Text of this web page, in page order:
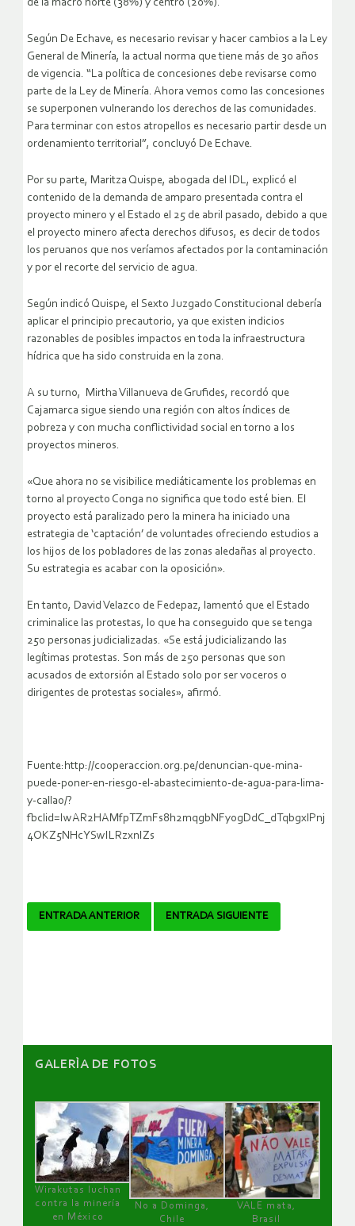
de la macro norte (38%) y centro (20%).
Según De Echave, es necesario revisar y hacer cambios a la Ley
General de Minería, la actual norma que tiene más de 30 años
de vigencia. “La política de concesiones debe revisarse como
parte de la Ley de Minería. Ahora vemos como las concesiones
se superponen vulnerando los derechos de las comunidades.
Para terminar con estos atropellos es necesario partir desde un
ordenamiento territorial”, concluyó De Echave.
Por su parte, Maritza Quispe, abogada del IDL, explicó el
contenido de la demanda de amparo presentada contra el
proyecto minero y el Estado el 25 de abril pasado, debido a que
el proyecto minero afecta derechos difusos, es decir de todos
los peruanos que nos veríamos afectados por la contaminación
y por el recorte del servicio de agua.
Según indicó Quispe, el Sexto Juzgado Constitucional debería
aplicar el principio precautorio, ya que existen indicios
razonables de posibles impactos en toda la infraestructura
hídrica que ha sido construida en la zona.
A su turno, Mirtha Villanueva de Grufides, recordó que
Cajamarca sigue siendo una región con altos índices de
pobreza y con mucha conflictividad social en torno a los
proyectos mineros.
«Que ahora no se visibilice mediáticamente los problemas en
torno al proyecto Conga no significa que todo esté bien. El
proyecto está paralizado pero la minera ha iniciado una
estrategia de ‘captación’ de voluntades ofreciendo estudios a
los hijos de los pobladores de las zonas aledañas al proyecto.
Su estrategia es acabar con la oposición».
En tanto, David Velazco de Fedepaz, lamentó que el Estado
criminalice las protestas, lo que ha conseguido que se tenga
250 personas judicializadas. «Se está judicializando las
legítimas protestas. Son más de 250 personas que son
acusados de extorsión al Estado solo por ser voceros o
dirigentes de protestas sociales», afirmó.
Fuente:http://cooperaccion.org.pe/denuncian-que-mina-
puede-poner-en-riesgo-el-abastecimiento-de-agua-para-lima-
y-callao/?
fbclid=IwAR2HAMfpTZmFs8h2mqgbNFyogDdC_dTqbgxlPnj
4OKZ5NHcYSwILRzxnIZs
Navegador
ENTRADA ANTERIOR ENTRADA SIGUIENTE
GALERÌA DE FOTOS
Wirakutas luchan
contra la minería
en México
No a Dominga,
Chile
VALE mata,
Brasil